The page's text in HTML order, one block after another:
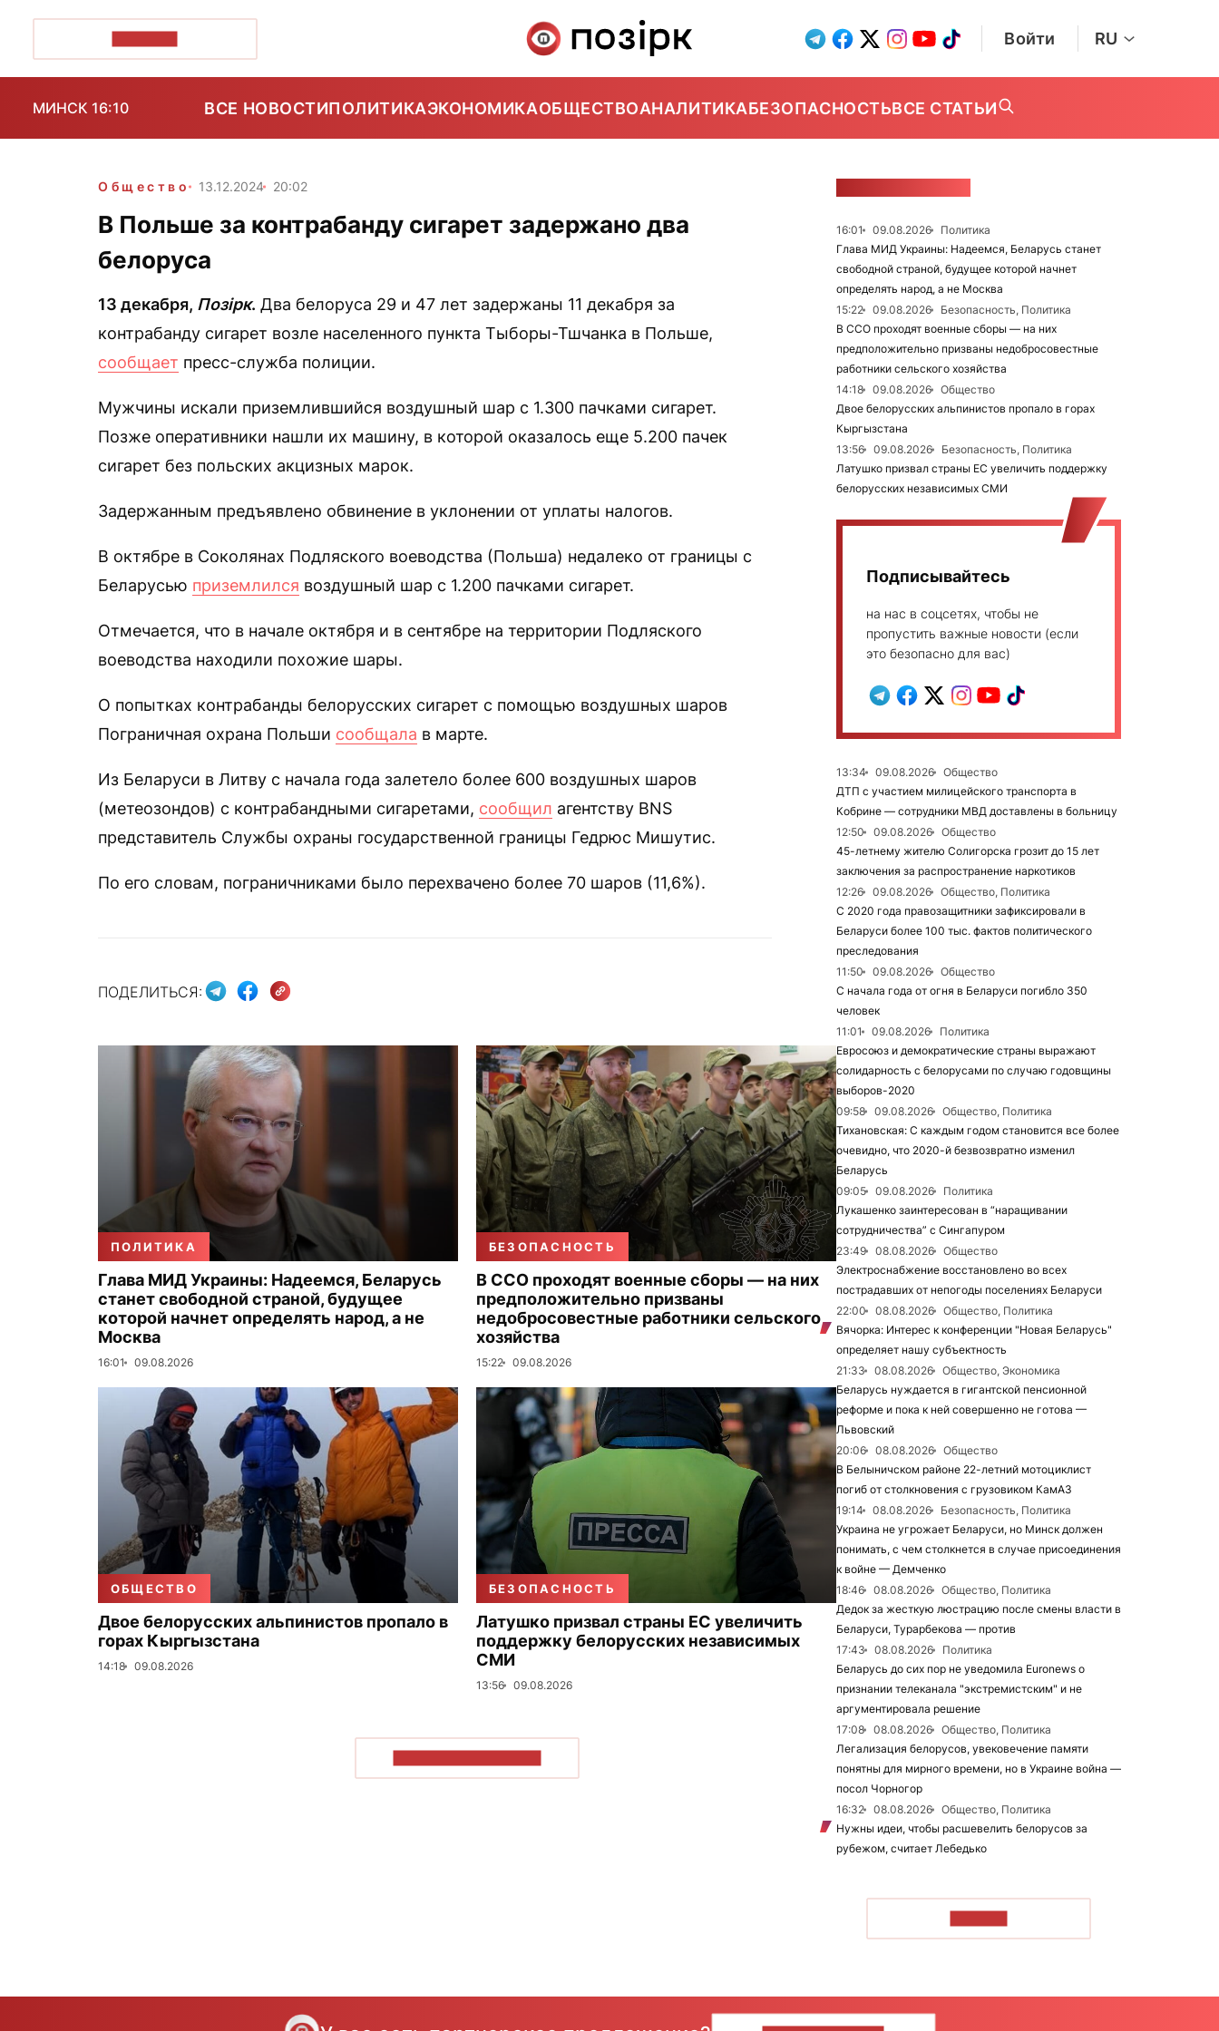
Войти RU
МИНСК 16:10 ВСЕ НОВОСТИПОЛИТИКАЭКОНОМИКАОБЩЕСТВОАНАЛИТИКАБЕЗОПАСНОСТЬВСЕ СТАТЬИ
Общество 13.12.2024 20:02
В Польше за контрабанду сигарет задержано два
белоруса
13 декабря, Позірк. Два белоруса 29 и 47 лет задержаны 11 декабря за
контрабанду сигарет возле населенного пункта Тыборы-Тшчанка в Польше,
сообщает пресс-служба полиции.
Мужчины искали приземлившийся воздушный шар с 1.300 пачками сигарет.
Позже оперативники нашли их машину, в которой оказалось еще 5.200 пачек
сигарет без польских акцизных марок.
Задержанным предъявлено обвинение в уклонении от уплаты налогов.
В октябре в Соколянах Подляского воеводства (Польша) недалеко от границы с
Беларусью приземлился воздушный шар с 1.200 пачками сигарет.
Отмечается, что в начале октября и в сентябре на территории Подляского
воеводства находили похожие шары.
О попытках контрабанды белорусских сигарет с помощью воздушных шаров
Пограничная охрана Польши сообщала в марте.
Из Беларуси в Литву с начала года залетело более 600 воздушных шаров
(метеозондов) с контрабандными сигаретами, сообщил агентству BNS
представитель Службы охраны государственной границы Гедрюс Мишутис.
По его словам, пограничниками было перехвачено более 70 шаров (11,6%).
ПОДЕЛИТЬСЯ:
ПОЛИТИКА
Глава МИД Украины: Надеемся, Беларусь
станет свободной страной, будущее
которой начнет определять народ, а не
Москва
16:01 09.08.2026
БЕЗОПАСНОСТЬ
В ССО проходят военные сборы — на них
предположительно призваны
недобросовестные работники сельского
хозяйства
15:22 09.08.2026
ОБЩЕСТВО
Двое белорусских альпинистов пропало в
горах Кыргызстана
14:18 09.08.2026
БЕЗОПАСНОСТЬ
Латушко призвал страны ЕС увеличить
поддержку белорусских независимых
СМИ
13:56 09.08.2026
16:01 09.08.2026
Политика
Глава МИД Украины: Надеемся, Беларусь станет
свободной страной, будущее которой начнет
определять народ, а не Москва
15:22
09.08.2026
Безопасность, Политика
В ССО проходят военные сборы — на них
предположительно призваны недобросовестные
работники сельского хозяйства
14:18
09.08.2026
Общество
Двое белорусских альпинистов пропало в горах
Кыргызстана
13:56
09.08.2026
Безопасность, Политика
Латушко призвал страны ЕС увеличить поддержку
белорусских независимых СМИ
Подписывайтесь
на нас в соцсетях, чтобы не
пропустить важные новости (если
это безопасно для вас)
13:34 09.08.2026
Общество
ДТП с участием милицейского транспорта в
Кобрине — сотрудники МВД доставлены в больницу
12:50
09.08.2026
Общество
45-летнему жителю Солигорска грозит до 15 лет
заключения за распространение наркотиков
12:26
09.08.2026
Общество, Политика
С 2020 года правозащитники зафиксировали в
Беларуси более 100 тыс. фактов политического
преследования
11:50
09.08.2026
Общество
С начала года от огня в Беларуси погибло 350
человек
11:01
09.08.2026
Политика
Евросоюз и демократические страны выражают
солидарность с белорусами по случаю годовщины
выборов-2020
09:58
09.08.2026
Общество, Политика
Тихановская: С каждым годом становится все более
очевидно, что 2020-й безвозвратно изменил
Беларусь
09:05
09.08.2026
Политика
Лукашенко заинтересован в “наращивании
сотрудничества” с Сингапуром
23:49
08.08.2026
Общество
Электроснабжение восстановлено во всех
пострадавших от непогоды поселениях Беларуси
22:00
08.08.2026
Общество, Политика
Вячорка: Интерес к конференции "Новая Беларусь"
определяет нашу субъектность
21:33
08.08.2026
Общество, Экономика
Беларусь нуждается в гигантской пенсионной
реформе и пока к ней совершенно не готова —
Львовский
20:06
08.08.2026
Общество
В Белыничском районе 22-летний мотоциклист
погиб от столкновения с грузовиком КамАЗ
19:14
08.08.2026
Безопасность, Политика
Украина не угрожает Беларуси, но Минск должен
понимать, с чем столкнется в случае присоединения
к войне — Демченко
18:46
08.08.2026
Общество, Политика
Дедок за жесткую люстрацию после смены власти в
Беларуси, Турарбекова — против
17:43
08.08.2026
Политика
Беларусь до сих пор не уведомила Euronews о
признании телеканала "экстремистским" и не
аргументировала решение
17:08
08.08.2026
Общество, Политика
Легализация белорусов, увековечение памяти
понятны для мирного времени, но в Украине война —
посол Чорногор
16:32
08.08.2026
Общество, Политика
Нужны идеи, чтобы расшевелить белорусов за
рубежом, считает Лебедько